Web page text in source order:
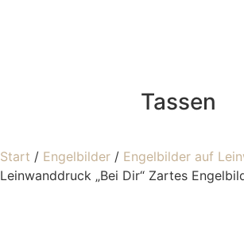
Tassen
Start / Engelbilder / Engelbilder auf
Leinwanddruck „Bei Dir“ Zartes